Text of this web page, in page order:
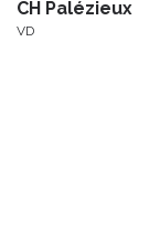
CH Palézieux
VD